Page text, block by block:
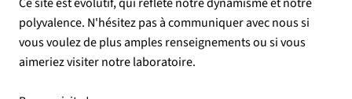
polyvalence. N'hésitez pas à communiquer avec nous si
vous voulez de plus amples renseignements ou si vous
aimeriez visiter notre laboratoire.